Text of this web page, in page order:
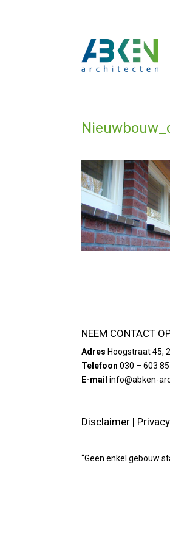
NEEM CONTACT
Adres Hoogstraat 45,
Telefoon 030 – 603
E-mail info@abken-
Disclaimer |
“Geen enkel gebouw